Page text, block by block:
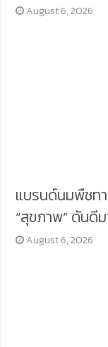
August 6, 2026
แบรนด์นมพืชท
“สุขภาพ” ดันดี
August 6, 2026